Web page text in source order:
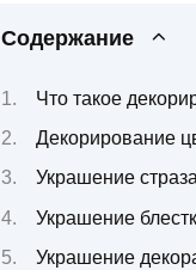
Содержание
Что такое
Декорирование
Украшение
Украшение
Украшение